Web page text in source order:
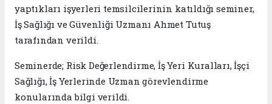
yaptıkları işyerleri temsilcilerinin katıldığı seminer,
İş Sağlığı ve Güvenliği Uzmanı Ahmet Tutuş
tarafından verildi.
Seminerde; Risk Değerlendirme, İş Yeri Kuralları, İşçi
Sağlığı, İş Yerlerinde Uzman görevlendirme
konularında bilgi verildi.